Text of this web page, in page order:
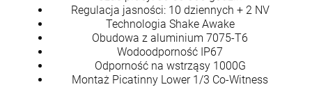
Regulacja jasności: 10 dziennych + 2 NV
Technologia Shake Awake
Obudowa z aluminium 7075-T6
Wodoodporność IP67
Odporność na wstrząsy 1000G
Montaż Picatinny Lower 1/3 Co-Witness